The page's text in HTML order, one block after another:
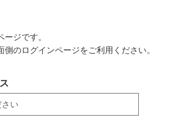
ジです。
のログインページをご利用ください。